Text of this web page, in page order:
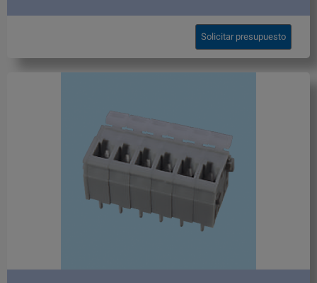
Solicitar presupuesto